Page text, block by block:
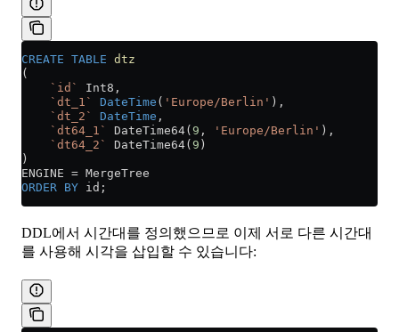
CREATE TABLE dtz
(
    `id`
Int8,
    `dt_1`
DateTime ( 'Europe/Berlin' ),
    `dt_2`
DateTime ,
    `dt64_1`
DateTime64( 9 , 'Europe/Berlin' ),
    `dt64_2`
DateTime64( 9 )
)
ENGINE = MergeTree
ORDER BY id;
DDL에서 시간대를 정의했으므로 이제 서로 다른 시간대
를 사용해 시각을 삽입할 수 있습니다: